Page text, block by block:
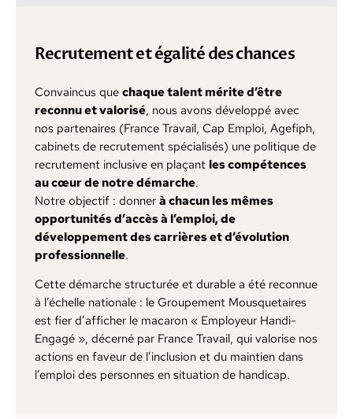
Recrutement et égalité des chances
Convaincus que chaque talent mérite d’être
reconnu et valorisé , nous avons développé avec
nos partenaires (France Travail, Cap Emploi, Agefiph,
cabinets de recrutement spécialisés) une politique de
recrutement inclusive en plaçant les compétences
au cœur de notre démarche.
Notre objectif : donner à chacun les mêmes
opportunités d’accès à l’emploi, de
développement des carrières et d’évolution
professionnelle.
Cette démarche structurée et durable a été reconnue
à l’échelle nationale : le Groupement Mousquetaires
est fier d’afficher le macaron « Employeur Handi-
Engagé », décerné par France Travail, qui valorise nos
actions en faveur de l’inclusion et du maintien dans
l’emploi des personnes en situation de handicap.